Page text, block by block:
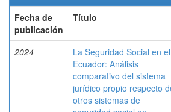
Fecha de
publicación
Título
2024
La Seguridad Social en el
Ecuador: Análisis
comparativo del sistema
jurídico propio respecto
otros sistemas de